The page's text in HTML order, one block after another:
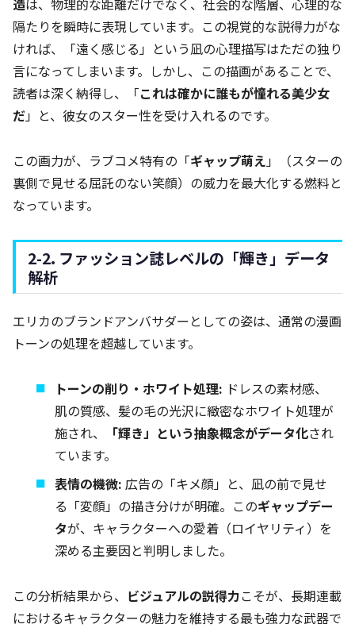
造は、物理的な距離だけでなく、社会的な階層、心理的な
隔たりを瞬時に表現しています。この視覚的な説得力がな
ければ、「遠く感じる」という凪の心理描写はただの独り
言になってしまいます。しかし、この描画があることで、
読者は深く納得し、「これは確かに誰もが憧れる美少女
だ」と、彼女のスター性を受け入れるのです。
この画力が、ラブコメ特有の「ギャップ萌え」（スターの
裏側で見せる屈託のない笑顔）の威力を最大化する燃料と
なっています。
2-2. ファッション誌レベルの「輝き」データ
解析
エリカのブランドアンバサダーとしての姿は、通常の漫画
トーンの処理を超越しています。
トーンの削り・ホワイト処理: ドレスの素材感、
肌の質感、髪の毛の光沢に緻密なホワイト処理が
施され、
「輝き」という抽象概念がデータ化され
ています。
表情の機微: 広告の「キメ顔」と、凪の前で見せ
る「変顔」の描き分けが明確。このギャップデー
タが、キャラクターへの愛着（ロイヤリティ）を
深める主要因と判明しました。
この分析結果から、 ビジュアルの説得力こそが、長期連載
におけるキャラクターの魅力を維持する最も強力な武器で